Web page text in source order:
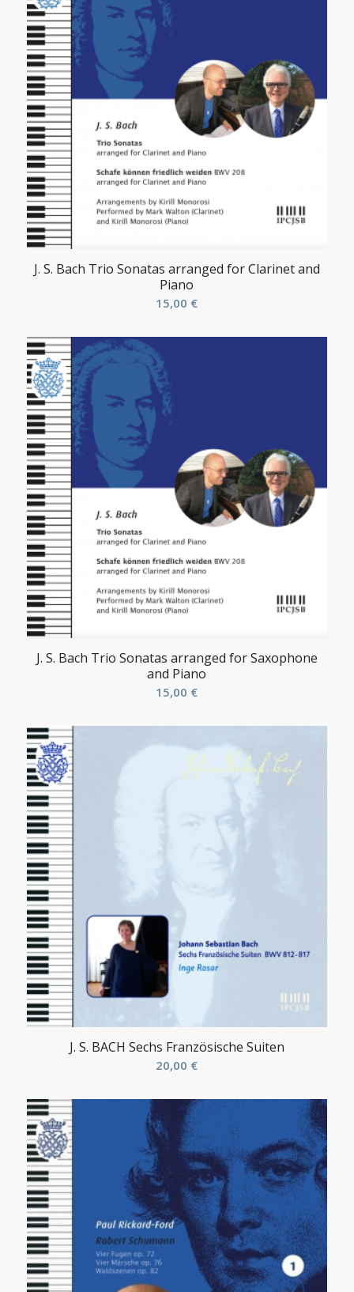
J. S. Bach Trio Sonatas arranged for Clarinet and
Piano
15,00 €
J. S. Bach Trio Sonatas arranged for Saxophone
and Piano
15,00 €
J. S. BACH Sechs Französische Suiten
20,00 €